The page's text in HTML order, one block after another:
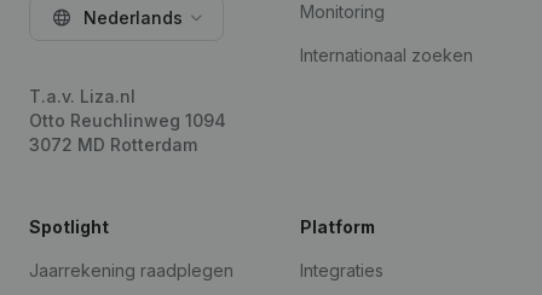
Nederlands
T.a.v. Liza.nl
Otto Reuchlinweg 1094
3072 MD Rotterdam
Monitoring
Internationaal zoeken
Spotlight
Jaarrekening raadplegen
Platform
Integraties